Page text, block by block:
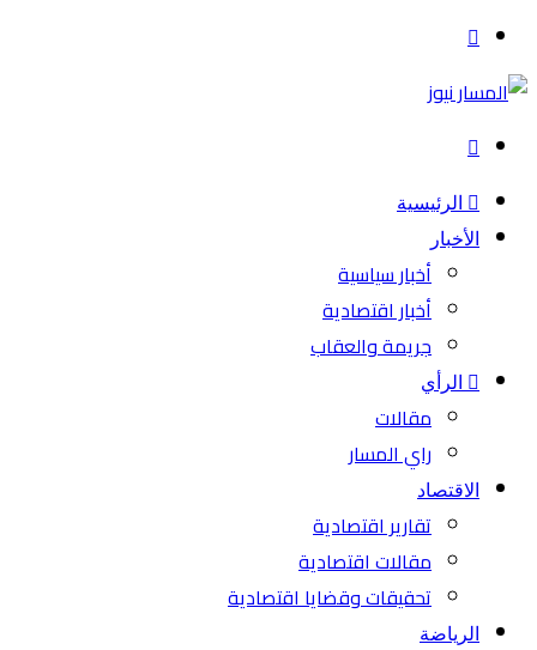
القائمة
بحث
الرئيسية
الأخبار
أخبار سياسية
أخبار اقتصادية
جريمة والعقاب
الرأي
مقالات
راي المسار
الاقتصاد
تقارير اقتصادية
مقالات اقتصادية
تحقيقات وقضايا اقتصادية
الرياضة